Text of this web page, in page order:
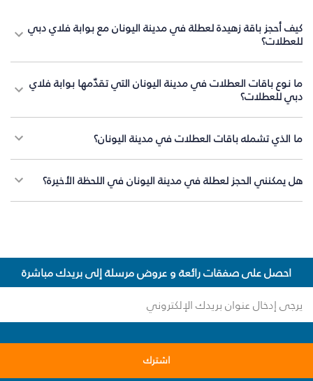
كيف أحجز باقة زهيدة لعطلة في مدينة اليونان مع بوابة فلاي دبي
للعطلات؟
ما نوع باقات العطلات في مدينة اليونان التي تقدّمها بوابة فلاي
دبي للعطلات؟
ما الذي تشمله باقات العطلات في مدينة اليونان؟
هل يمكنني الحجز لعطلة في مدينة اليونان في اللحظة الأخيرة؟
احصل على صفقات رائعة و عروض مرسلة إلى بريدك مباشرة
اشترك